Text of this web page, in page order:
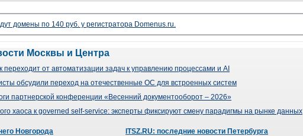
домены по 140 руб. у регистратора Domenus.ru.
Москвы и Центра
переходит от автоматизации задач к управлению процессами и AI
обсудили переход на отечественные ОС для встроенных систем
партнерской конференции «Весенний документооборот – 2026»
хаоса к governed self-service: эксперты фиксируют смену парадигмы на рынке данных
Новгорода ITSZ.RU: последние новости Петербурга